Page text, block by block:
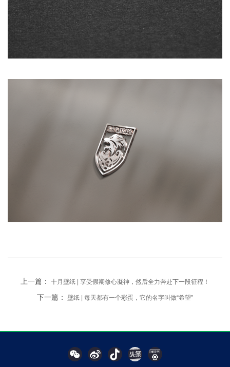
上一篇： 十月壁纸 | 享受假期修心凝神，然后全力奔赴下一段征程！
下一篇： 壁纸 | 每天都有一个彩蛋，它的名字叫做“希望”